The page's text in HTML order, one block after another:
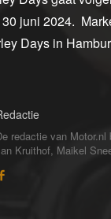
juni 2024.
Days in
redactie van
Kruithof, Maikel